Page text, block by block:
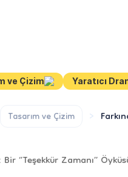
ve Çizim Yaratıcı
Tasarım ve Çizim